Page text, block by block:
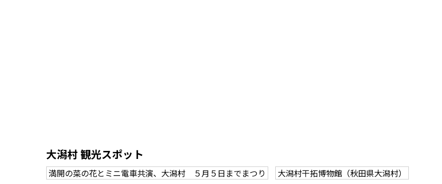
大潟村 観光スポット
満開の菜の花とミニ電車共演、大潟村 ５月５日までまつり
大潟村干拓博物館（秋田県大潟村）